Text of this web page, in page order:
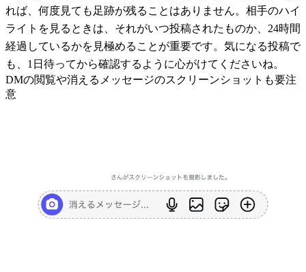
れば、何度見ても足跡が残ることはありません。相手のハイ
ライトを見るときは、それがいつ投稿されたものか、24時間
経過しているかを見極めることが重要です。気になる投稿で
も、1日待ってから確認するように心がけてくださいね。
DMの閲覧や消えるメッセージのスクリーンショットも要注
意